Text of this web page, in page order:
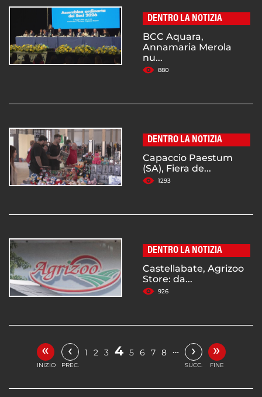
DENTRO LA NOTIZIA
BCC Aquara,
Annamaria Merola
nu...
880
DENTRO LA NOTIZIA
Capaccio Paestum
(SA), Fiera de...
1293
DENTRO LA NOTIZIA
Castellabate, Agrizoo
Store: da...
926
«
INIZIO
‹
PREC.
1 2 3 4 5 6 7 8 … ›
SUCC.
»
FINE